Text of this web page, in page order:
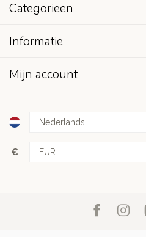
Categorieën
Informatie
Mijn account
€